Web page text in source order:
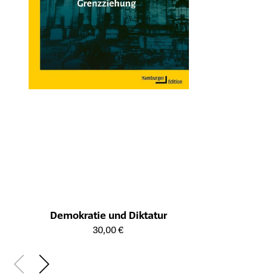
Demokratie und Diktatur
Öffnet die Detailseite des Produkts
30,00 €